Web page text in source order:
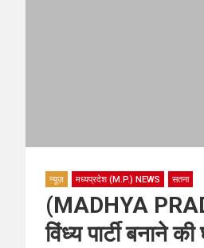
न्यूज़ मध्यप्रदेश (M.P.) NEWS सतना
(MADHYA
विंध्य पार्टी बनाने